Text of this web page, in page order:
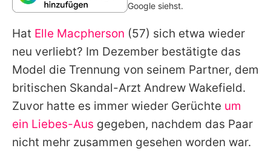
Redaktionelle Richtlinien
Impressum
Datenschutzerklärung
Nutzungsbedingungen
Utiq verwalten
Google siehst.
Hat Elle Macpherson (57) sich etwa wieder
neu verliebt? Im Dezember bestätigte das
Model die Trennung von seinem Partner, dem
britischen Skandal-Arzt Andrew Wakefield.
Zuvor hatte es immer wieder Gerüchte um
ein Liebes-Aus gegeben, nachdem das Paar
nicht mehr zusammen gesehen worden war.